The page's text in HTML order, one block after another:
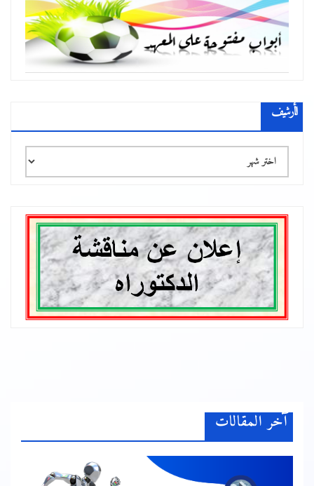
الأرشيف
الأرشيف
آخر المقالات